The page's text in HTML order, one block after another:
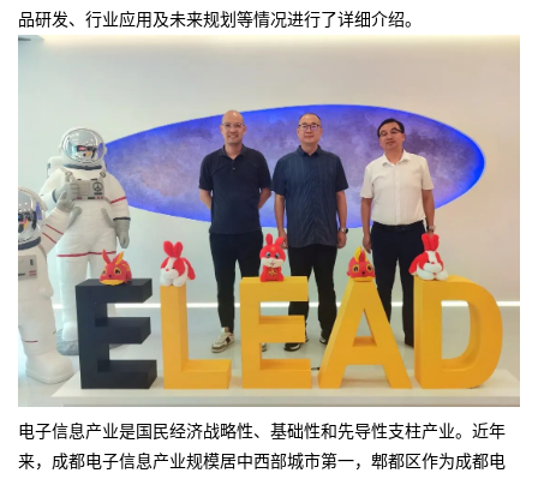
品研发、行业应用及未来规划等情况进行了详细介绍。
电子信息产业是国民经济战略性、基础性和先导性支柱产业。近年
来，成都电子信息产业规模居中西部城市第一，郫都区作为成都电